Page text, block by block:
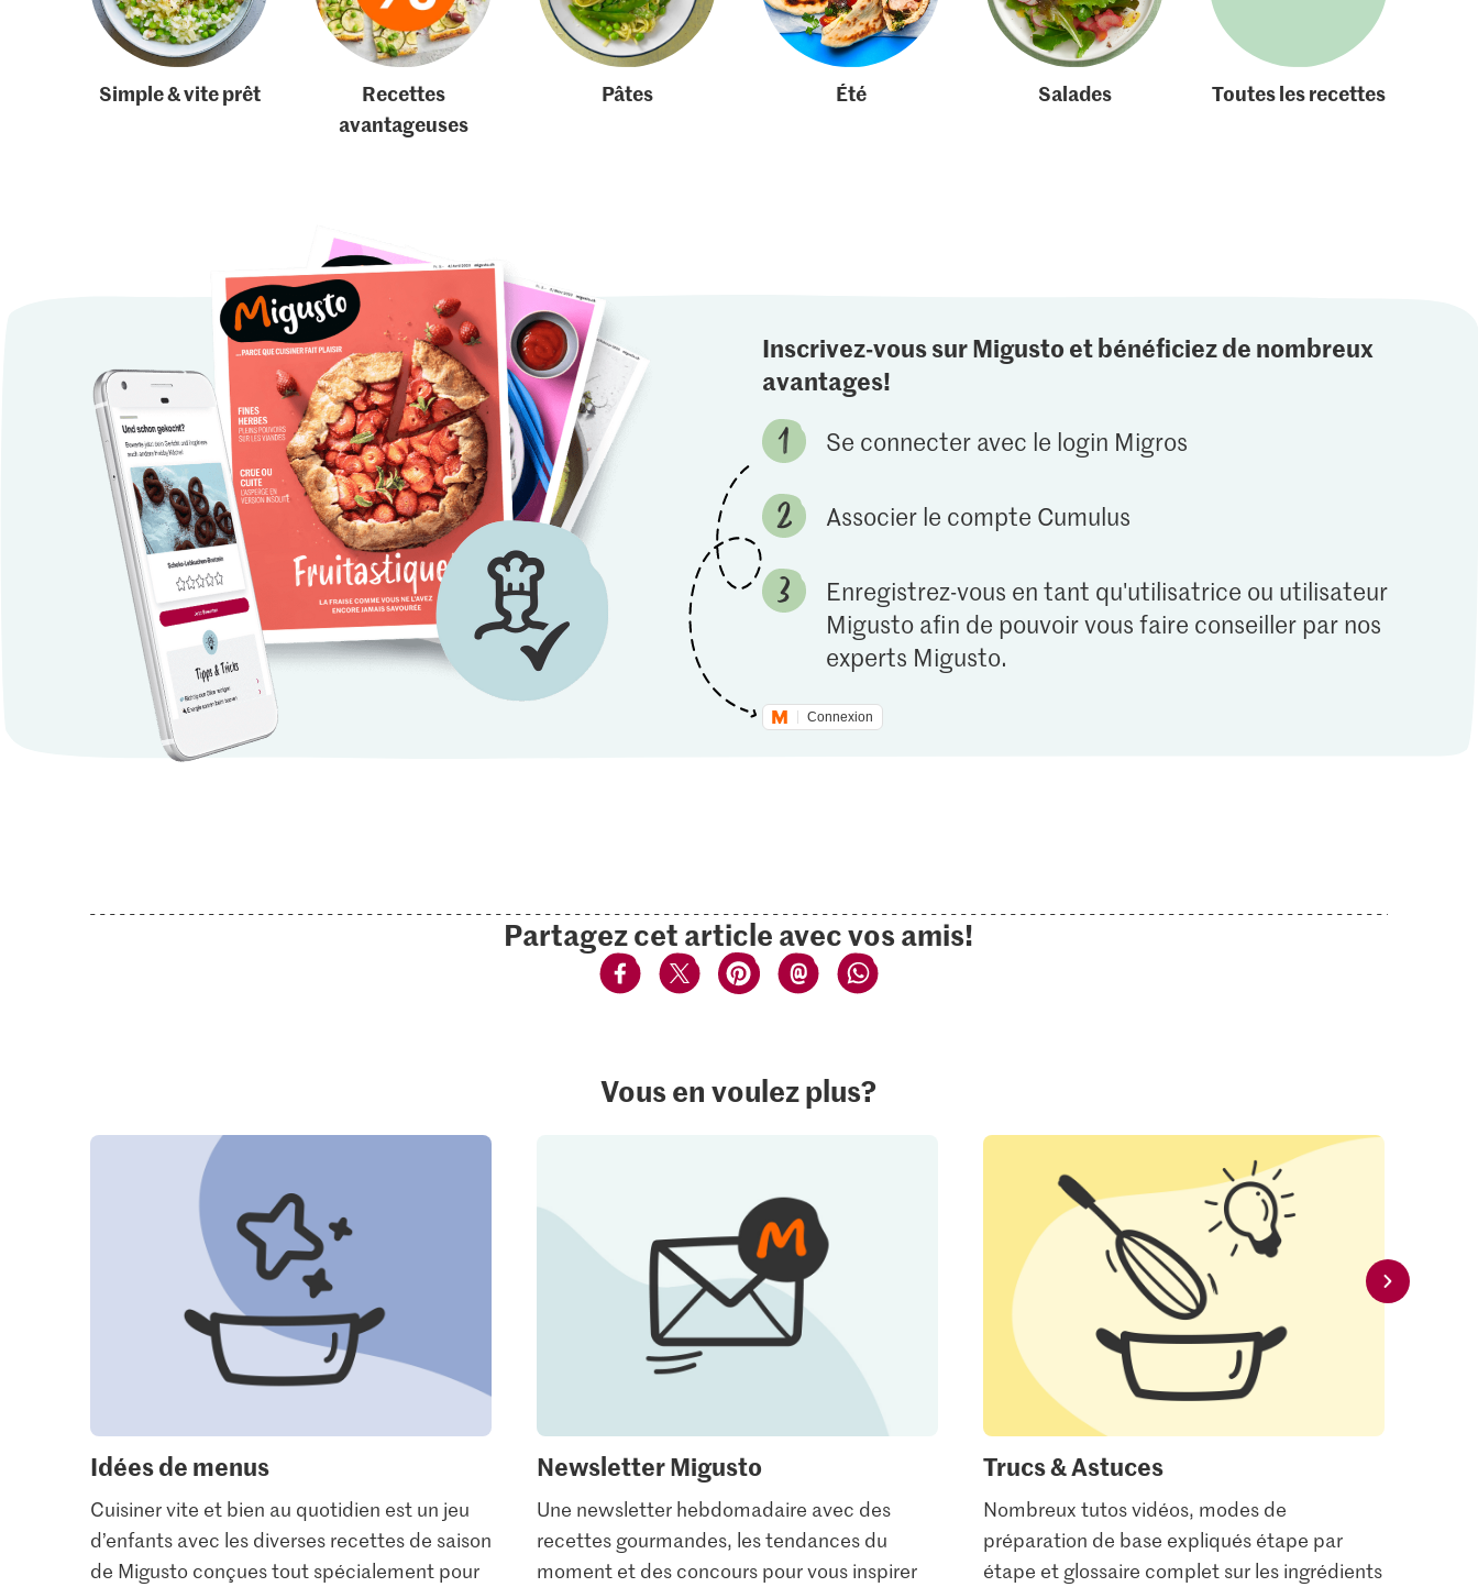
Simple & vite prêt
Recettes
avantageuses
Pâtes Été Salades Toutes les recettes
Inscrivez-vous sur Migusto et bénéficiez de nombreux
avantages!
Se connecter avec le login Migros
Associer le compte Cumulus
Enregistrez-vous en tant qu'utilisatrice ou utilisateur
Migusto afin de pouvoir vous faire conseiller par nos
experts Migusto.
Connexion
Partagez cet article avec vos amis!
Vous en voulez plus?
Idées de menus
Cuisiner vite et bien au quotidien est un jeu
d’enfants avec les diverses recettes de saison
de Migusto conçues tout spécialement pour
Newsletter Migusto
Une newsletter hebdomadaire avec des
recettes gourmandes, les tendances du
moment et des concours pour vous inspirer
Trucs & Astuces
Nombreux tutos vidéos, modes de
préparation de base expliqués étape par
étape et glossaire complet sur les ingrédients